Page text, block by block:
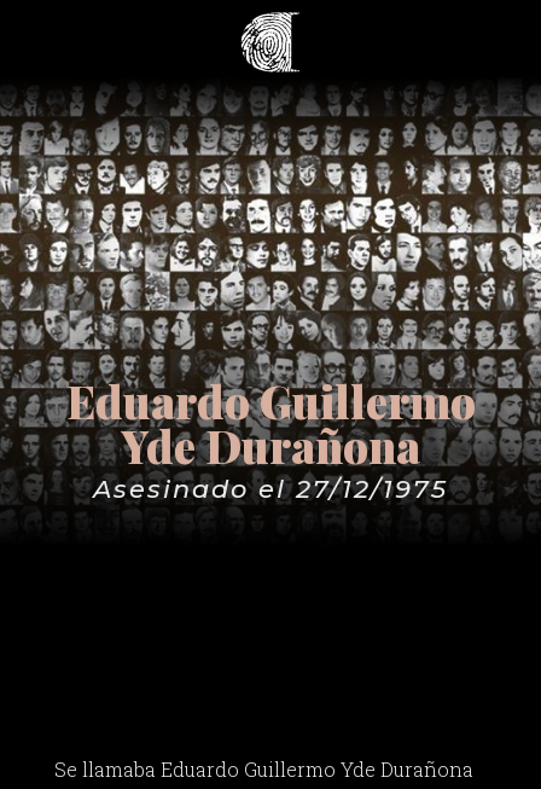
Eduardo Guillermo
Yde Durañona
Asesinado el 27/12/1975
Se llamaba Eduardo Guillermo Yde Durañona